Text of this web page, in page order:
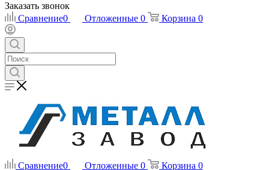
Заказать звонок
Сравнение0 Отложенные 0 Корзина 0
Сравнение0 Отложенные 0 Корзина 0